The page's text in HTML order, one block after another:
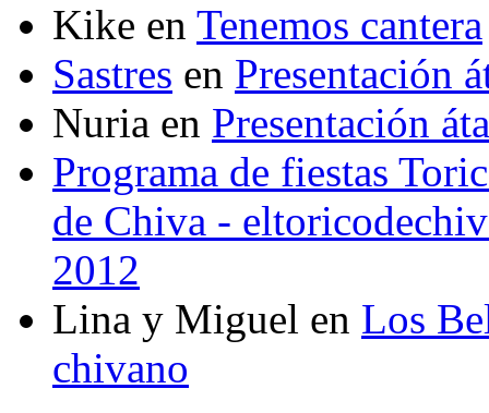
Kike en Tenemos cantera
Sastres en Presentación
Nuria en Presentación
Programa de fiestas
de Chiva -
2012
Lina y Miguel en Los
chivano